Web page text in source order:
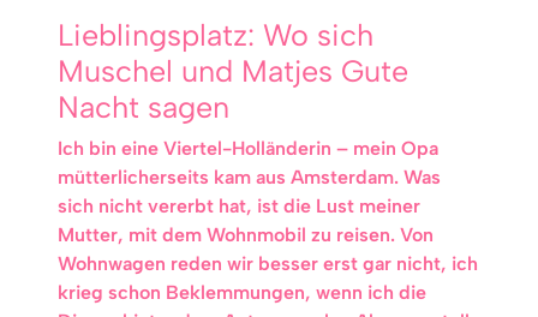
Lieblingsplatz: Wo sich
Muschel und Matjes Gute
Nacht sagen
Ich bin eine Viertel-Holländerin – mein Opa
mütterlicherseits kam aus Amsterdam. Was
sich nicht vererbt hat, ist die Lust meiner
Mutter, mit dem Wohnmobil zu reisen. Von
Wohnwagen reden wir besser erst gar nicht, ich
krieg schon Beklemmungen, wenn ich die